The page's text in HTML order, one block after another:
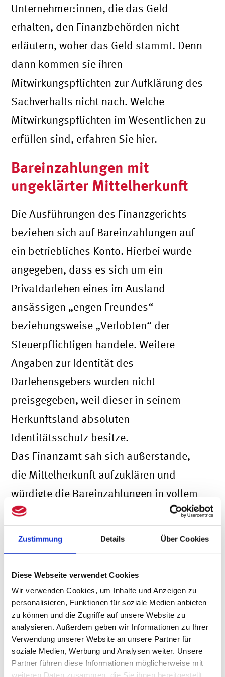
Zustimmung Details Über Cookies
Diese Webseite verwendet Cookies
Wir verwenden Cookies, um Inhalte und Anzeigen zu
personalisieren, Funktionen für soziale Medien anbieten
zu können und die Zugriffe auf unsere Website zu
analysieren. Außerdem geben wir Informationen zu Ihrer
Verwendung unserer Website an unsere Partner für
soziale Medien, Werbung und Analysen weiter. Unsere
Partner führen diese Informationen möglicherweise mit
weiteren Daten zusammen, die Sie ihnen bereitgestellt
Unternehmer:innen, die das Geld
erhalten, den Finanzbehörden nicht
erläutern, woher das Geld stammt. Denn
dann kommen sie ihren
Mitwirkungspflichten zur Aufklärung des
Sachverhalts nicht nach. Welche
Mitwirkungspflichten im Wesentlichen zu
erfüllen sind, erfahren Sie hier.
Bareinzahlungen mit
ungeklärter Mittelherkunft
Die Ausführungen des Finanzgerichts
beziehen sich auf Bareinzahlungen auf
ein betriebliches Konto. Hierbei wurde
angegeben, dass es sich um ein
Privatdarlehen eines im Ausland
ansässigen „engen Freundes“
beziehungsweise „Verlobten“ der
Steuerpflichtigen handele. Weitere
Angaben zur Identität des
Darlehensgebers wurden nicht
preisgegeben, weil dieser in seinem
Herkunftsland absoluten
Identitätsschutz besitze.
Das Finanzamt sah sich außerstande,
die Mittelherkunft aufzuklären und
würdigte die Bareinzahlungen in vollem
Umfang als steuerpflichtige
Keine Berufung auf den
Identitätsschutz möglich
Die Beteiligten sind zur Mitwirkung bei
der Ermittlung des Sachverhalts
verpflichtet. Bei Sachverhalten mit